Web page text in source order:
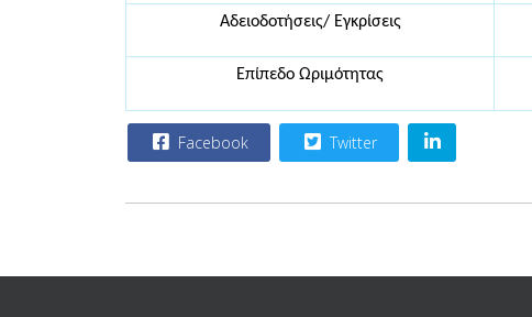
Αδειοδοτήσεις/ Εγκρίσεις
Επίπεδο Ωριμότητας
Facebook Twitter